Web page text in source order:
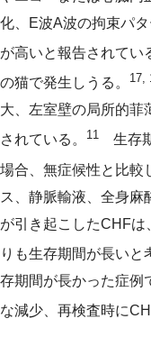
化、E波A波の拘束パ
が高いと報告されてい
の猫で発生しうる。
17,
大、左室壁の局所的菲
されている。
11 生存
場合、無症候性と比較
ス、静脈輸液、全身麻
が引き起こしたCHFは
りも生存期間が長いと
存期間が長かった症例
な減少、再検査時に